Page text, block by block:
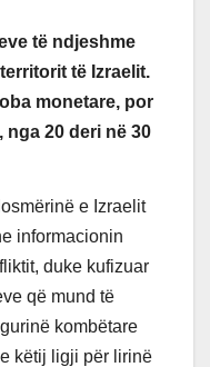
të ndjeshme
të Izraelit.
monetare, por
nga 20 deri në 30
e Izraelit
informacionin
duke kufizuar
që mund të
kombëtare
këtij ligji për lirinë